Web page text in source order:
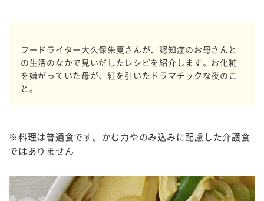
フードライター大久保朱夏さんが、認知症のお母さんと
の生活のなかで見いだしたレシピを紹介します。お化粧
を嫌がっていた母が、紅を引いたドラマチックな夜のこ
と。
※料理は普通食です。かむ力やのみ込みに配慮した介護食
ではありません